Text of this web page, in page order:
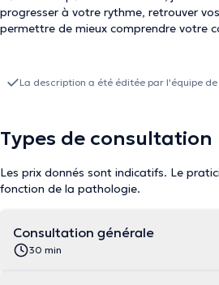
progresser à votre rythme, retrouver
permettre de mieux comprendre votre
La description a été éditée par l'équipe
Types de consultation
Les prix donnés sont indicatifs. Le
fonction de la pathologie.
Consultation générale
30 min